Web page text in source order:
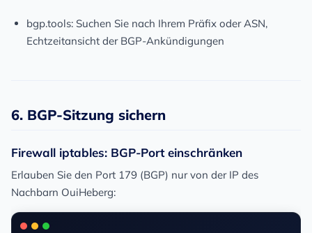
bgp.tools: Suchen Sie nach Ihrem Präfix oder ASN,
Echtzeitansicht der BGP-Ankündigungen
6. BGP-Sitzung sichern
Firewall iptables: BGP-Port einschränken
Erlauben Sie den Port 179 (BGP) nur von der IP des
Nachbarn OuiHeberg: